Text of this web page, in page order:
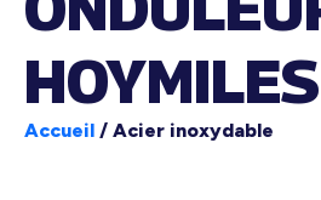
HOYMILES
Accueil / Acier inoxydable